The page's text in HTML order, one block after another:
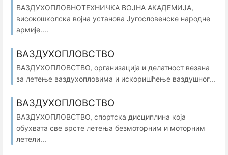
ВАЗДУХОПЛОВНОТЕХНИЧКА ВОЈНА АКАДЕМИЈА,
високошколска војна установа Југословенске народне
армије....
ВАЗДУХОПЛОВСТВО
ВАЗДУХОПЛОВСТВО, организација и делатност везана
за летење ваздухопловима и искоришћење ваздушног...
ВАЗДУХОПЛОВСТВО
ВАЗДУХОПЛОВСТВО, спортска дисциплина која
обухвата све врсте летења безмоторним и моторним
летели...